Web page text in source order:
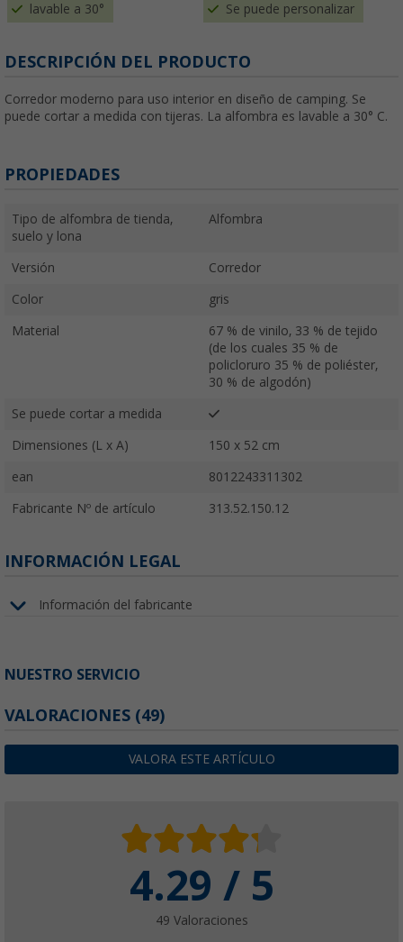
lavable a 30° Se puede personalizar
DESCRIPCIÓN DEL PRODUCTO
Corredor moderno para uso interior en diseño de camping. Se
puede cortar a medida con tijeras. La alfombra es lavable a 30° C.
PROPIEDADES
Tipo de alfombra de tienda,
suelo y lona
Alfombra
Versión Corredor
Color gris
Material
67 % de vinilo, 33 % de tejido
(de los cuales 35 % de
policloruro 35 % de poliéster,
30 % de algodón)
Se puede cortar a medida
Dimensiones (L x A) 150 x 52 cm
ean 8012243311302
Fabricante Nº de artículo 313.52.150.12
INFORMACIÓN LEGAL
Información del fabricante
NUESTRO SERVICIO
VALORACIONES (49)
VALORA ESTE ARTÍCULO
4.29 / 5
49 Valoraciones